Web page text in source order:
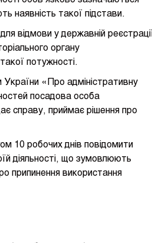
наявність такої підстави.
відмови у державній реєстрації
органу
потужності.
України «Про адміністративну
посадова особа
справу, приймає рішення про
10 робочих днів повідомити
діяльності, що зумовлюють
припинення використання